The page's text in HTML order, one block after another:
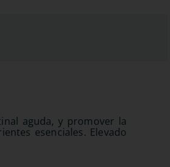
aguda, y promover la
esenciales. Elevado